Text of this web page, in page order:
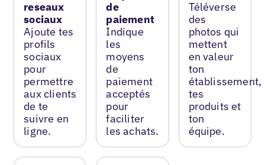
reseaux
sociaux
Ajoute tes
profils
sociaux
pour
permettre
aux clients
de te
suivre en
ligne.
de
paiement
Indique
les
moyens
de
paiement
acceptés
pour
faciliter
les achats.
Téléverse
des
photos qui
mettent
en valeur
ton
établissement,
tes
produits et
ton
équipe.